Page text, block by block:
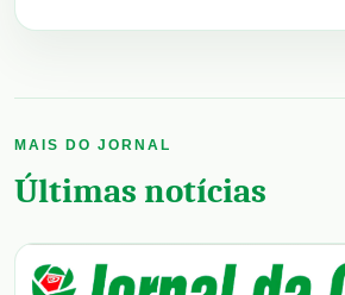
MAIS DO JORNAL
Últimas notícias